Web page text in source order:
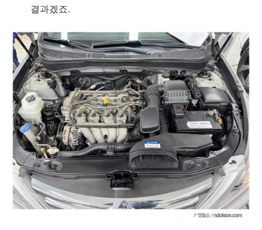
결과겠죠.